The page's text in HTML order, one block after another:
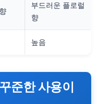
부드러운 플로럴
향
높음
준한 사용이